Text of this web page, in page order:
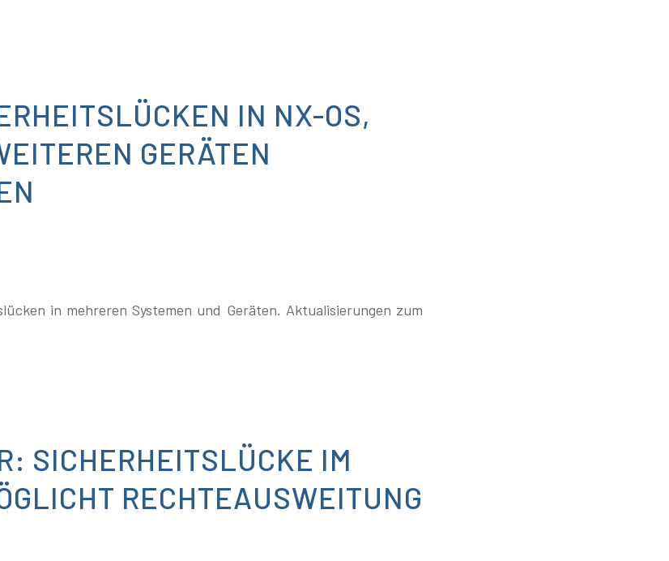
IN NX-OS,
GERÄTEN
in mehreren Systemen und Geräten. Aktualisierungen zum
SICHERHEITSLÜCKE IM
RECHTEAUSWEITUNG